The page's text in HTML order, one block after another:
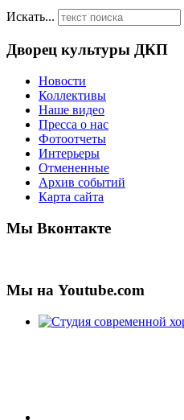
Искать...
Дворец культуры ДКП
Новости
Коллективы
Наше видео
Пресса о нас
Фотоотчеты
Интерьеры
Отмененные
Архив событий
Карта сайта
Мы Вконтакте
Мы на Youtube.com